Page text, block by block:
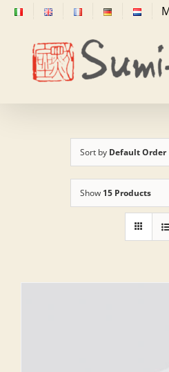
Skip
content
Sort by Default Order
Show 15 Products